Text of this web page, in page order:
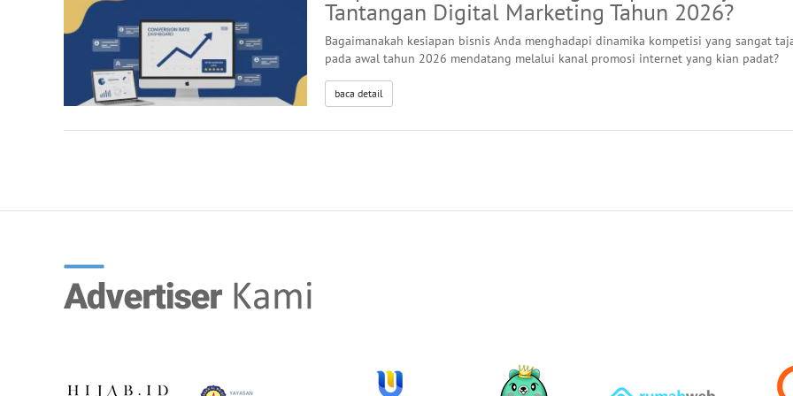
Tantangan Digital Marketing Tahun 2026?
Bagaimanakah kesiapan bisnis Anda menghadapi dinamika kompetisi yang sangat
pada awal tahun 2026 mendatang melalui kanal promosi internet yang kian padat?
baca detail